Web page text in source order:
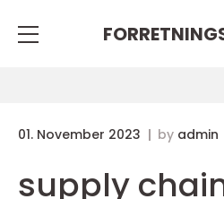
01. November 2023 by admin
supply